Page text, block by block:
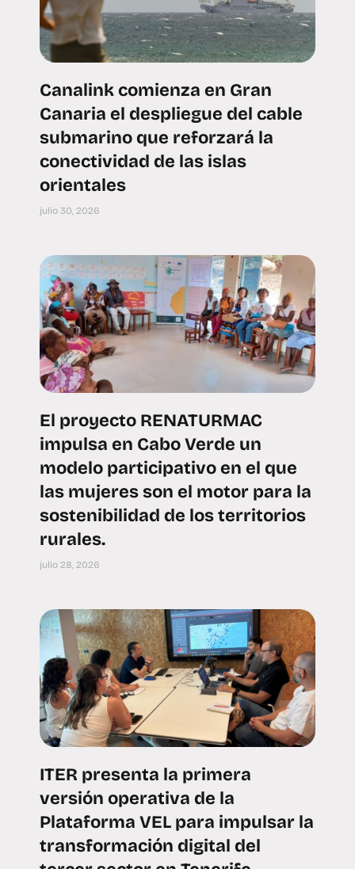
Canalink comienza en Gran
Canaria el despliegue del cable
submarino que reforzará la
conectividad de las islas
orientales
julio 30, 2026
El proyecto RENATURMAC
impulsa en Cabo Verde un
modelo participativo en el que
las mujeres son el motor para la
sostenibilidad de los territorios
rurales.
julio 28, 2026
ITER presenta la primera
versión operativa de la
Plataforma VEL para impulsar la
transformación digital del